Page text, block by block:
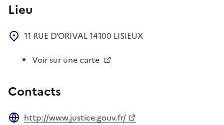
Lieu
11 RUE D'ORIVAL14100 LISIEUX
Voir sur une carte
Contacts
http://www.justice.gouv.fr/